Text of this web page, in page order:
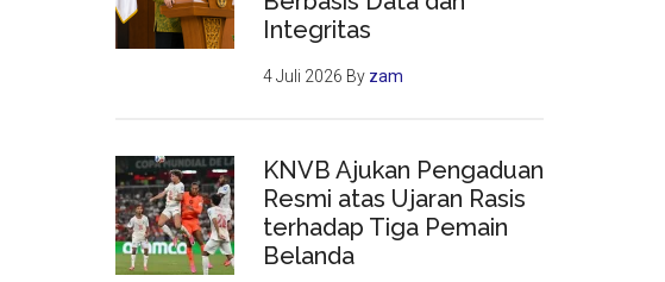
Integritas
4 Juli 2026 By zam
KNVB Ajukan Pengaduan
Resmi atas Ujaran Rasis
terhadap Tiga Pemain
Belanda